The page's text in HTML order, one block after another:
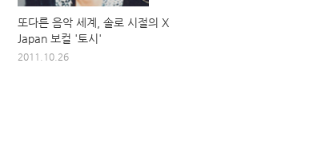
또다른 음악 세계, 솔로 시절의 X
Japan 보컬 '토시'
2011.10.26